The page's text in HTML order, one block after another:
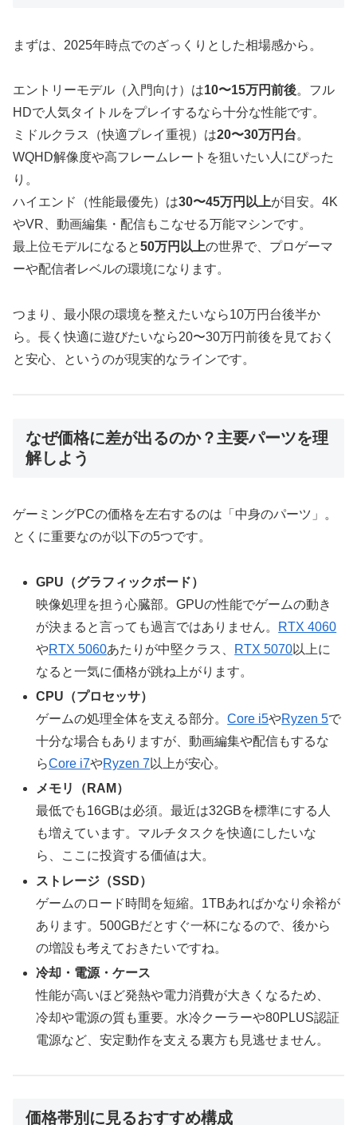
まずは、2025年時点でのざっくりとした相場感から。
エントリーモデル（入門向け）は10〜15万円前後。フル
HDで人気タイトルをプレイするなら十分な性能です。
ミドルクラス（快適プレイ重視）は20〜30万円台。
WQHD解像度や高フレームレートを狙いたい人にぴった
り。
ハイエンド（性能最優先）は30〜45万円以上が目安。4K
やVR、動画編集・配信もこなせる万能マシンです。
最上位モデルになると50万円以上の世界で、プロゲーマ
ーや配信者レベルの環境になります。
つまり、最小限の環境を整えたいなら10万円台後半か
ら。長く快適に遊びたいなら20〜30万円前後を見ておく
と安心、というのが現実的なラインです。
なぜ価格に差が出るのか？主要パーツを理
解しよう
ゲーミングPCの価格を左右するのは「中身のパーツ」。
とくに重要なのが以下の5つです。
GPU（グラフィックボード）
映像処理を担う心臓部。GPUの性能でゲームの動き
が決まると言っても過言ではありません。
RTX 4060
やRTX 5060あたりが中堅クラス、 RTX 5070以上に
なると一気に価格が跳ね上がります。
CPU（プロセッサ）
ゲームの処理全体を支える部分。Core i5やRyzen 5で
十分な場合もありますが、動画編集や配信もするな
らCore i7やRyzen 7 以上が安心。
メモリ（RAM）
最低でも16GBは必須。最近は32GBを標準にする人
も増えています。マルチタスクを快適にしたいな
ら、ここに投資する価値は大。
ストレージ（SSD）
ゲームのロード時間を短縮。1TBあればかなり余裕が
あります。500GBだとすぐ一杯になるので、後から
の増設も考えておきたいですね。
冷却・電源・ケース
性能が高いほど発熱や電力消費が大きくなるため、
冷却や電源の質も重要。水冷クーラーや80PLUS認証
電源など、安定動作を支える裏方も見逃せません。
価格帯別に見るおすすめ構成